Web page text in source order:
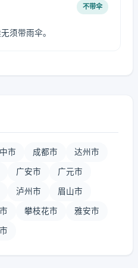
不带伞
须带雨伞。
市 成都市 达州市
广安市 广元市
泸州市 眉山市
攀枝花市 雅安市